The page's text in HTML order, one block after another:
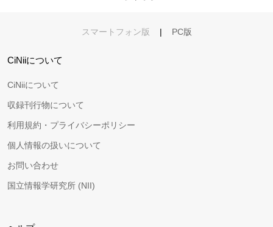
スマートフォン版 | PC版
CiNiiについて
CiNiiについて
収録刊行物について
利用規約・プライバシーポリシー
個人情報の扱いについて
お問い合わせ
国立情報学研究所 (NII)